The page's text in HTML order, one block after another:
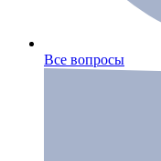
Все вопросы